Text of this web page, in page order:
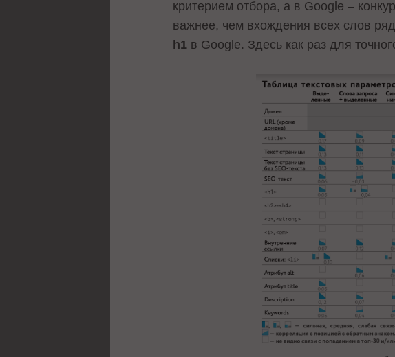
критерием отбора, а в Google –
важнее, чем вхождения всех слов
h1 в Google. Здесь как раз для